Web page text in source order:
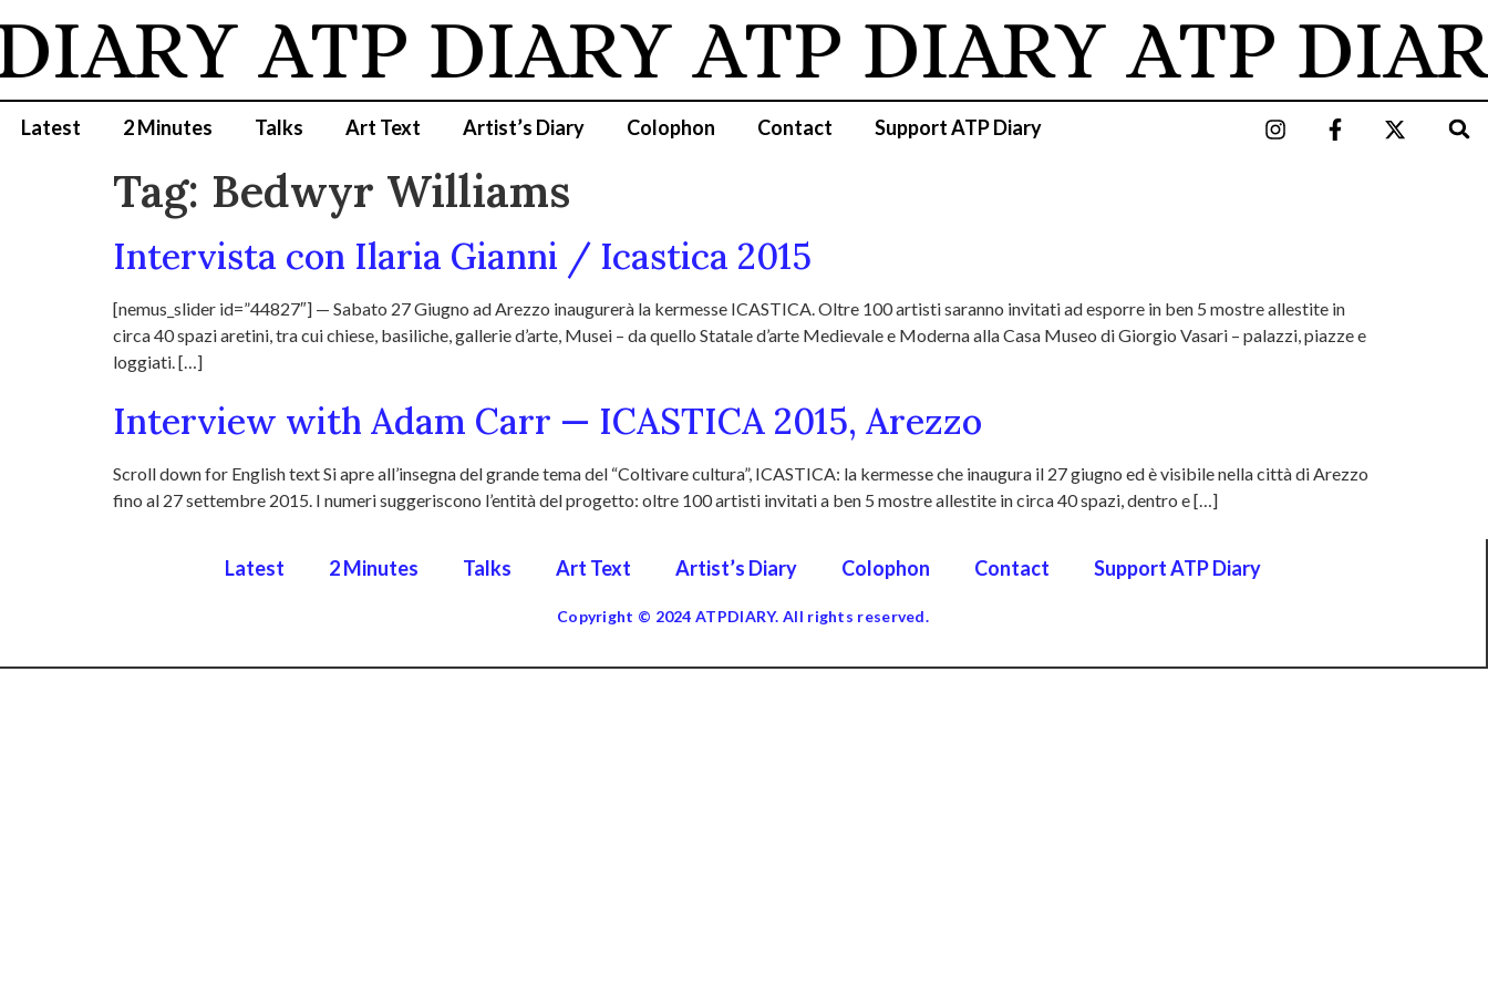
ATP DIARY ATP DIARY ATP
Latest 2 Minutes Talks Art Text Artist’s Diary Colophon Contact Support ATP Diary
Tag: Bedwyr Williams
Intervista con Ilaria Gianni / Icastica 2015
[nemus_slider id=”44827″] — Sabato 27 Giugno ad Arezzo inaugurerà la kermesse ICASTICA. Oltre 100 artisti saranno invitati ad esporre in ben 5 mostre allestite in
circa 40 spazi aretini, tra cui chiese, basiliche, gallerie d’arte, Musei – da quello Statale d’arte Medievale e Moderna alla Casa Museo di Giorgio Vasari – palazzi, piazze e
loggiati. […]
Interview with Adam Carr — ICASTICA 2015, Arezzo
Scroll down for English text Si apre all’insegna del grande tema del “Coltivare cultura”, ICASTICA: la kermesse che inaugura il 27 giugno ed è visibile nella città di Arezzo
fino al 27 settembre 2015. I numeri suggeriscono l’entità del progetto: oltre 100 artisti invitati a ben 5 mostre allestite in circa 40 spazi, dentro e […]
Latest 2 Minutes Talks Art Text Artist’s Diary Colophon Contact Support ATP Diary
Copyright © 2024 ATPDIARY. All rights reserved.